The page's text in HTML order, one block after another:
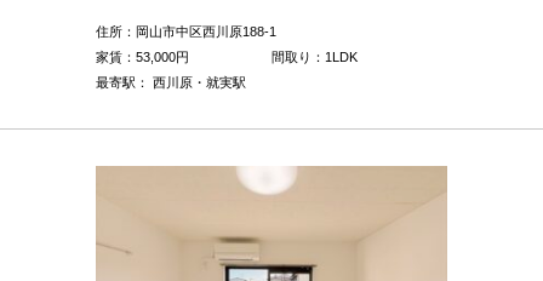
住所：岡山市中区西川原188-1
家賃： 53,000円
間取り：1LDK
最寄駅： 西川原・就実駅